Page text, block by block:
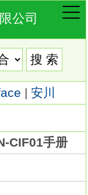
公司
| 安川
CIF01手册